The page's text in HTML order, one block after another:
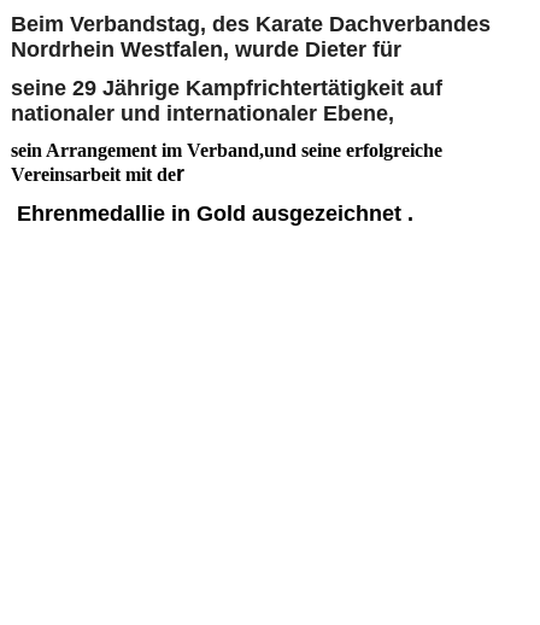
Beim Verbandstag, des Karate Dachverbandes
Nordrhein Westfalen, wurde Dieter für
seine 29 Jährige Kampfrichtertätigkeit auf
nationaler und internationaler Ebene,
sein Arrangement im Verband,und seine erfolgreiche
Vereinsarbeit mit der
Ehrenmedallie in Gold ausgezeichnet .